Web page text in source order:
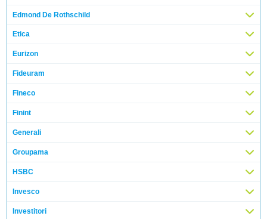
Edmond De Rothschild
Etica
Eurizon
Fideuram
Fineco
Finint
Generali
Groupama
HSBC
Invesco
Investitori